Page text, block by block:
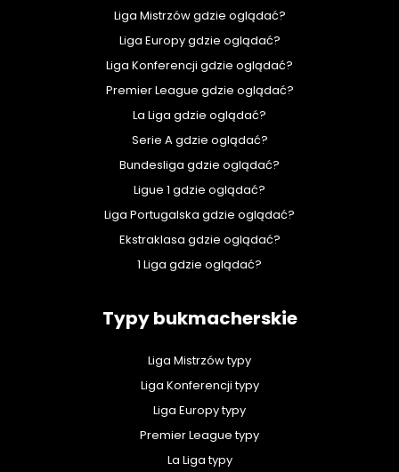
Liga Mistrzów gdzie oglądać?
Liga Europy gdzie oglądać?
Liga Konferencji gdzie oglądać?
Premier League gdzie oglądać?
La Liga gdzie oglądać?
Serie A gdzie oglądać?
Bundesliga gdzie oglądać?
Ligue 1 gdzie oglądać?
Liga Portugalska gdzie oglądać?
Ekstraklasa gdzie oglądać?
1 Liga gdzie oglądać?
Typy bukmacherskie
Liga Mistrzów typy
Liga Konferencji typy
Liga Europy typy
Premier League typy
La Liga typy